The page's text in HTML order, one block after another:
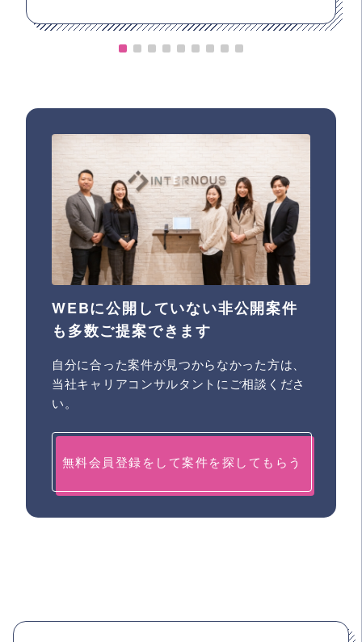
WEBに公開していない非公開案件
も多数ご提案できます
自分に合った案件が見つからなかった方は、
当社キャリアコンサルタントにご相談くださ
い。
無料会員登録をして案件を探してもらう